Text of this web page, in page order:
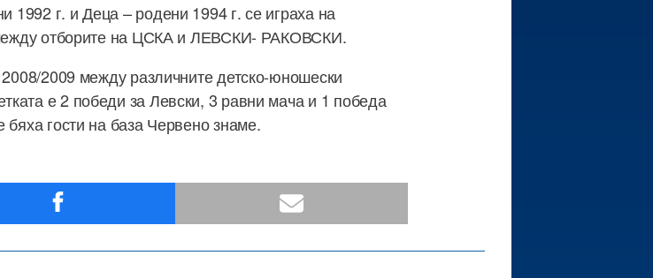
г. и Деца – родени 1994 г. се играха на
отборите на ЦСКА и ЛЕВСКИ- РАКОВСКИ.
2009 между различните детско-юношески
е 2 победи за Левски, 3 равни мача и 1 победа
гости на база Червено знаме.